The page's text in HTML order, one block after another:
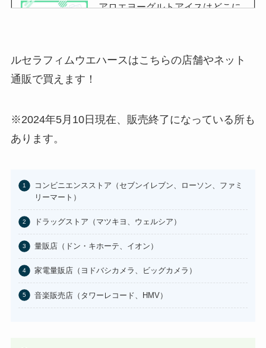
アロエヨーグルトアイスはどこに
100均のお香立てどこで買える？
はたらくピクミンコレクションど
こに売ってる？任天堂ストアや
Amazonで買える？
ビエネッタアイスはどこで買え
ルセラフィムウエハースはこちらの店舗やネット
通販で買えます！
※2024年5月10日現在、販売終了になっている所も
あります。
コンビニエンスストア（セブンイレブン、ローソン、ファミ
リーマート）
ドラッグストア（マツキヨ、ウェルシア）
量販店（ドン・キホーテ、イオン）
家電量販店（ヨドバシカメラ、ビッグカメラ）
音楽販売店（タワーレコード、HMV）